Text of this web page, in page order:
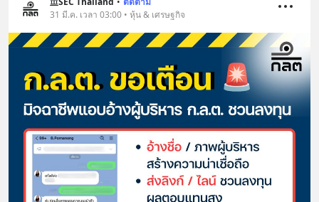
31 มี.ค. เวลา 03:00 • หุ้น & เศรษฐกิจ